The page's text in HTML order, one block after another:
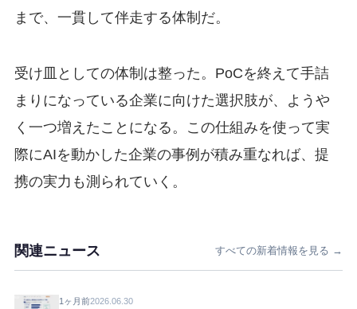
まで、一貫して伴走する体制だ。
受け皿としての体制は整った。PoCを終えて手詰
まりになっている企業に向けた選択肢が、ようや
く一つ増えたことになる。この仕組みを使って実
際にAIを動かした企業の事例が積み重なれば、提
携の実力も測られていく。
関連ニュース すべての新着情報を見る →
1ヶ月前2026.06.30